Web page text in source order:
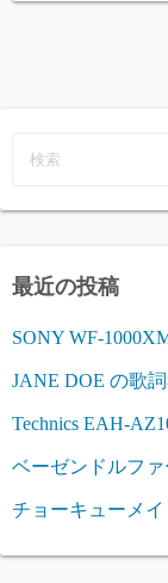
最近の投稿
SONY WF-
JANE DOE の歌
Technics EAH-
ベーゼンドルフ
チョーキューメイ